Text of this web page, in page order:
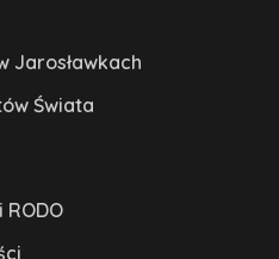
Jarosławkach
Świata